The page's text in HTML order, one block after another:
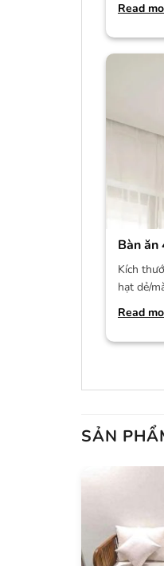
Read
Bàn ăn
Kích
hạt dẻ/
Read
SẢN